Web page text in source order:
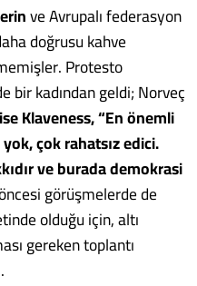
ve Avrupalı federasyon
doğrusu kahve
Protesto
bir kadından geldi; Norveç
Klaveness, “En önemli
çok rahatsız edici.
ve burada demokrasi
görüşmelerde de
olduğu için, altı
gereken toplantı